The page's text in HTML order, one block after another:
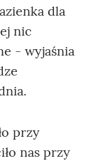
dla
nic
- wyjaśnia
przy
nas przy